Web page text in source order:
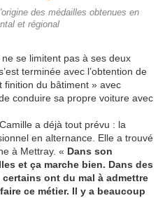
des médailles obtenues en
et régional
se limitent pas à ses deux
terminée avec l’obtention de
finition du bâtiment » avec
conduire sa propre voiture avec
a déjà tout prévu : la
en alternance. Elle a trouvé
à Mettray. « Dans son
et ça marche bien. Dans des
ont du mal à admettre
ce métier. Il y a beaucoup